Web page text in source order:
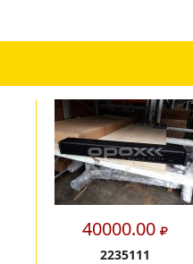
40000.00
2235111